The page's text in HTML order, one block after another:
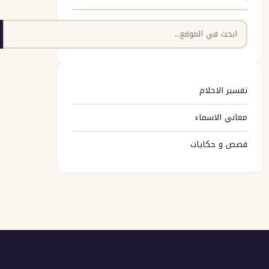
البحث
تفسير الاحلام
معاني الاسماء
قصص و حكايات